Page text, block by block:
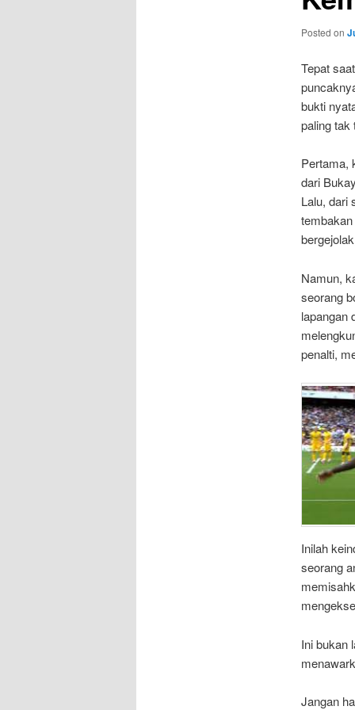
Posted on
Tepat
bukti
paling tak
Pertama,
dari
Lalu, dari
Namun,
seorang
lapangan
penalti,
Inilah
seorang
Ini bukan
Jangan